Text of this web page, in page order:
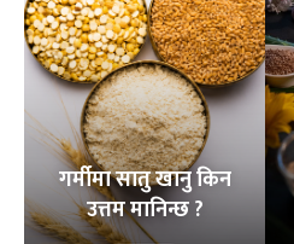
गर्मीमा सातु खानु किन
उत्तम मानिन्छ ?